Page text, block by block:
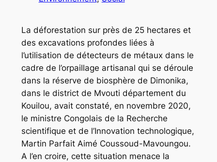
La déforestation sur près de 25 hectares et
des excavations profondes liées à
l’utilisation de détecteurs de métaux dans le
cadre de l’orpaillage artisanal qui se déroule
dans la réserve de biosphère de Dimonika,
dans le district de Mvouti département du
Kouilou, avait constaté, en novembre 2020,
le ministre Congolais de la Recherche
scientifique et de l’Innovation technologique,
Martin Parfait Aimé Coussoud-Mavoungou.
A l’en croire, cette situation menace la